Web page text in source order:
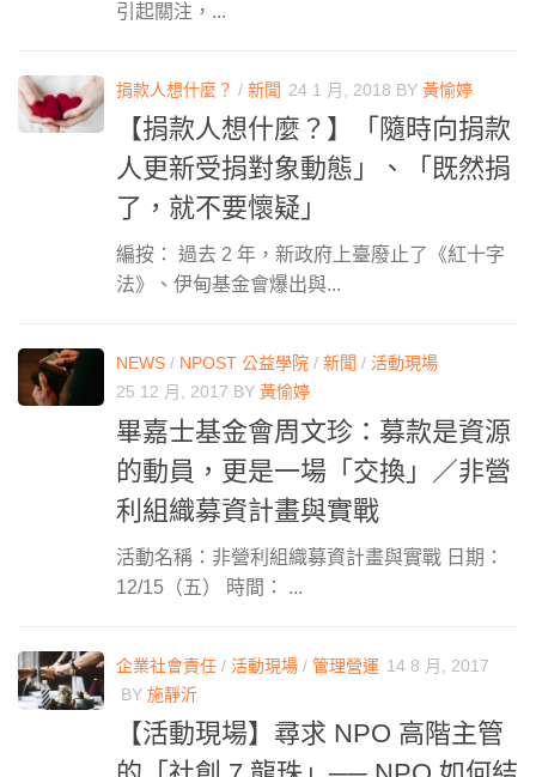
引起關注，...
捐款人想什麼？ / 新聞 24 1 月, 2018 BY 黃愉婷
【捐款人想什麼？】「隨時向捐款
人更新受捐對象動態」、「既然捐
了，就不要懷疑」
編按： 過去 2 年，新政府上臺廢止了《紅十字
法》、伊甸基金會爆出與...
NEWS / NPOST 公益學院 / 新聞 / 活動現場
25 12 月, 2017 BY 黃愉婷
畢嘉士基金會周文珍：募款是資源
的動員，更是一場「交換」／非營
利組織募資計畫與實戰
活動名稱：非營利組織募資計畫與實戰 日期：
12/15（五） 時間： ...
企業社會責任 / 活動現場 / 管理營運 14 8 月, 2017
BY 施靜沂
【活動現場】尋求 NPO 高階主管